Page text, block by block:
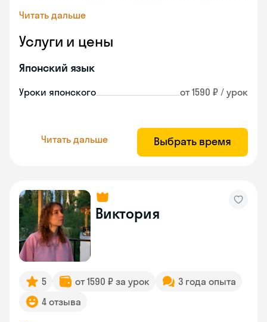
Читать дальше
Услуги и цены
Японский язык
Уроки японского от 1590 ₽ / урок
Читать дальше Выбрать время
Виктория
5 от 1590 ₽ за урок
3 года опыта
4 отзыва